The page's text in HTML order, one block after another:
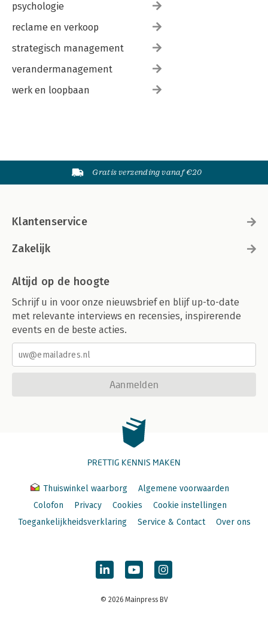
psychologie
reclame en verkoop
strategisch management
verandermanagement
werk en loopbaan
Gratis verzending vanaf €20
Klantenservice
Zakelijk
Altijd op de hoogte
Schrijf u in voor onze nieuwsbrief en blijf up-to-date
met relevante interviews en recensies, inspirerende
events en de beste acties.
Aanmelden
PRETTIG KENNIS MAKEN
Thuiswinkel waarborg
Algemene voorwaarden
Colofon
Privacy Cookies
Cookie instellingen
Toegankelijkheidsverklaring
Service & Contact Over ons
© 2026 Mainpress BV